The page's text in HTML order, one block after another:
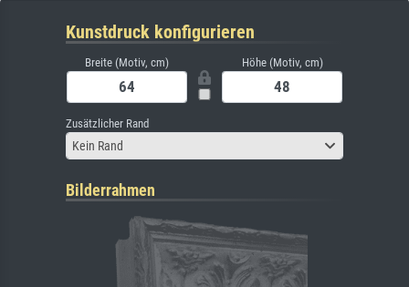
Kunstdruck konfigurieren
Breite (Motiv, cm) Höhe (Motiv, cm)
Zusätzlicher Rand
Kein Rand
Bilderrahmen